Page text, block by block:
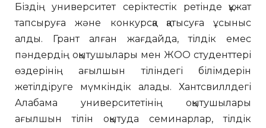
Біздің университет серіктестік ретінде құжат
тапсыруға және конкурсқа қатысуға ұсыныс
алды. Грант алған жағдайда, тілдік емес
пәндердің оқытушылары мен ЖОО студенттері
өздерінің ағылшын тіліндегі білімдерін
жетілдіруге мүмкіндік алады. Хантсвиллдегі
Алабама университетінің оқытушылары
ағылшын тілін оқытуда семинарлар, тілдік